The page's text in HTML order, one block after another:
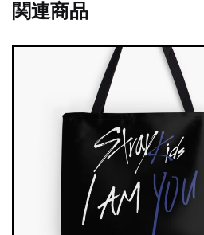
関連商品